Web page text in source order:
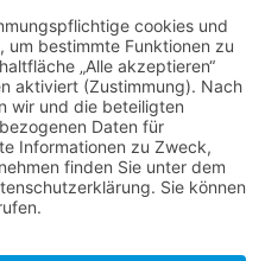
inkl. Versandkosten